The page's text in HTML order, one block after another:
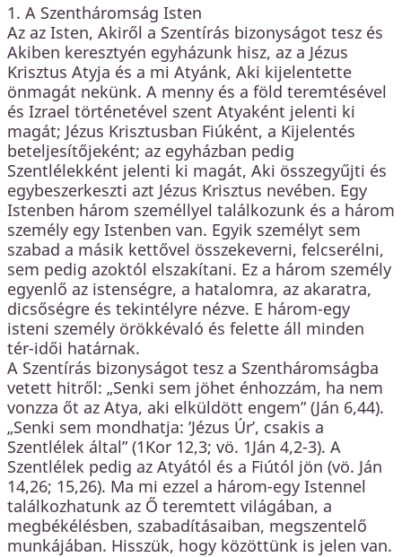
1. A Szentháromság Isten
Az az Isten, Akiről a Szentírás bizonyságot tesz és
Akiben keresztyén egyházunk hisz, az a Jézus
Krisztus Atyja és a mi Atyánk, Aki kijelentette
önmagát nekünk. A menny és a föld teremtésével
és Izrael történetével szent Atyaként jelenti ki
magát; Jézus Krisztusban Fiúként, a Kijelentés
beteljesítőjeként; az egyházban pedig
Szentlélekként jelenti ki magát, Aki összegyűjti és
egybeszerkeszti azt Jézus Krisztus nevében. Egy
Istenben három személlyel találkozunk és a három
személy egy Istenben van. Egyik személyt sem
szabad a másik kettővel összekeverni, felcserélni,
sem pedig azoktól elszakítani. Ez a három személy
egyenlő az istenségre, a hatalomra, az akaratra,
dicsőségre és tekintélyre nézve. E három-egy
isteni személy örökkévaló és felette áll minden
tér-idői határnak.
A Szentírás bizonyságot tesz a Szentháromságba
vetett hitről: „Senki sem jöhet énhozzám, ha nem
vonzza őt az Atya, aki elküldött engem” (Ján 6,44).
„Senki sem mondhatja: ’Jézus Úr’, csakis a
Szentlélek által” (1Kor 12,3; vö. 1Ján 4,2-3). A
Szentlélek pedig az Atyától és a Fiútól jön (vö. Ján
14,26; 15,26). Ma mi ezzel a három-egy Istennel
találkozhatunk az Ő teremtett világában, a
megbékélésben, szabadításaiban, megszentelő
munkájában. Hisszük, hogy közöttünk is jelen van.